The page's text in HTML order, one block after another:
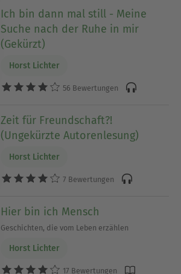
Ich bin dann mal still - Meine
Suche nach der Ruhe in mir
(Gekürzt)
Horst Lichter
56 Bewertungen
Zeit für Freundschaft?!
(Ungekürzte Autorenlesung)
Horst Lichter
7 Bewertungen
Hier bin ich Mensch
Geschichten, die vom Leben erzählen
Horst Lichter
17 Bewertungen